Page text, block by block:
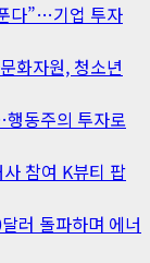
다”…기업 투자
화자원, 청소년
행동주의 투자로
참여 K뷰티 팝
러 돌파하며 에너